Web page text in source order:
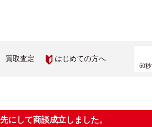
たい 部品を取り寄
農機メーカー純
買取査定 はじめての方へ
60
にして商談成立しました。